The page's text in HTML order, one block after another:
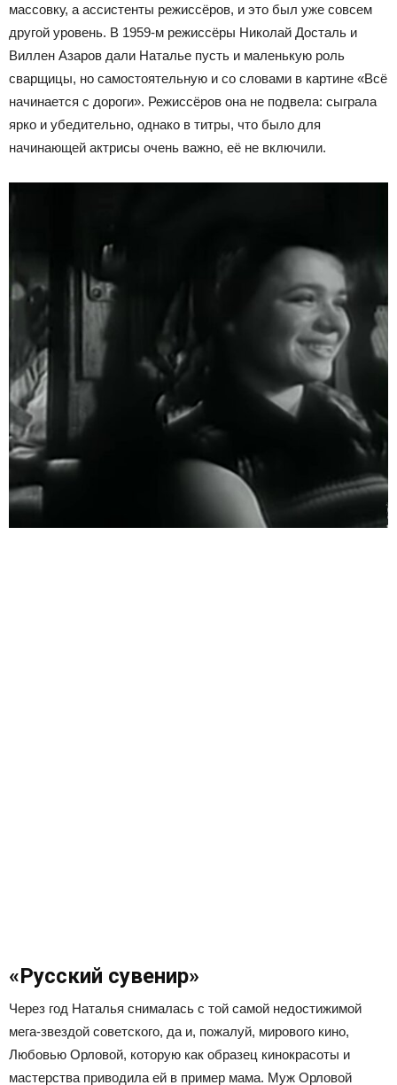
массовку, а ассистенты режиссёров, и это был уже совсем
другой уровень. В 1959-м режиссёры Николай Досталь и
Виллен Азаров дали Наталье пусть и маленькую роль
сварщицы, но самостоятельную и со словами в картине «Всё
начинается с дороги». Режиссёров она не подвела: сыграла
ярко и убедительно, однако в титры, что было для
начинающей актрисы очень важно, её не включили.
«Русский сувенир»
Через год Наталья снималась с той самой недостижимой
мега-звездой советского, да и, пожалуй, мирового кино,
Любовью Орловой, которую как образец кинокрасоты и
мастерства приводила ей в пример мама. Муж Орловой